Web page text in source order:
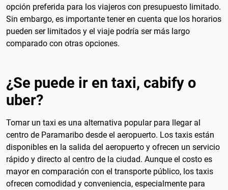
opción preferida para los viajeros con presupuesto limitado.
Sin embargo, es importante tener en cuenta que los horarios
pueden ser limitados y el viaje podría ser más largo
comparado con otras opciones.
¿Se puede ir en taxi, cabify o
uber?
Tomar un taxi es una alternativa popular para llegar al
centro de Paramaribo desde el aeropuerto. Los taxis están
disponibles en la salida del aeropuerto y ofrecen un servicio
rápido y directo al centro de la ciudad. Aunque el costo es
mayor en comparación con el transporte público, los taxis
ofrecen comodidad y conveniencia, especialmente para